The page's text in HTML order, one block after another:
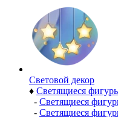
Световой декор
♦ Светящиеся
- Светящиеся
- Светящиеся